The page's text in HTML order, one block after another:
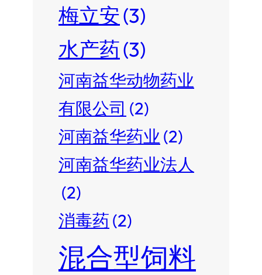
梅立安(3)
水产药(3)
河南益华动物药业
有限公司 (2)
河南益华药业 (2)
河南益华药业法人
(2)
消毒药(2)
混合型饲料